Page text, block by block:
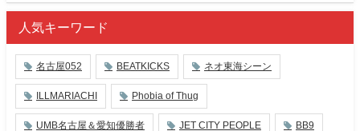
人気キーワード
名古屋052 BEATKICKS ネオ東海シーン
ILLMARIACHI Phobia of Thug
UMB名古屋＆愛知優勝者 JET CITY PEOPLE BB9